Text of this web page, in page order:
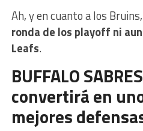
Ah, y en cuanto a los Bruins,
ronda de los playoff ni
Leafs.
BUFFALO
convertirá en
mejores